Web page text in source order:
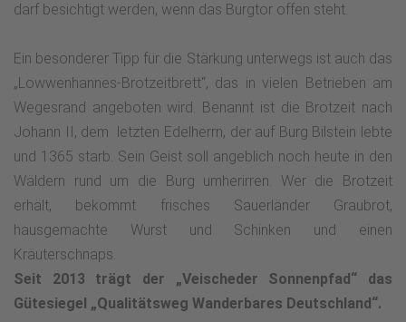
darf besichtigt werden, wenn das Burgtor offen steht.
Ein besonderer Tipp für die Stärkung unterwegs ist auch das
„Lowwenhannes-Brotzeitbrett“, das in vielen Betrieben am
Wegesrand angeboten wird. Benannt ist die Brotzeit nach
Johann II, dem letzten Edelherrn, der auf Burg Bilstein lebte
und 1365 starb. Sein Geist soll angeblich noch heute in den
Wäldern rund um die Burg umherirren. Wer die Brotzeit
erhält, bekommt frisches Sauerländer Graubrot,
hausgemachte Wurst und Schinken und einen
Kräuterschnaps.
Seit 2013 trägt der „Veischeder Sonnenpfad“ das
Gütesiegel „Qualitätsweg Wanderbares Deutschland“.